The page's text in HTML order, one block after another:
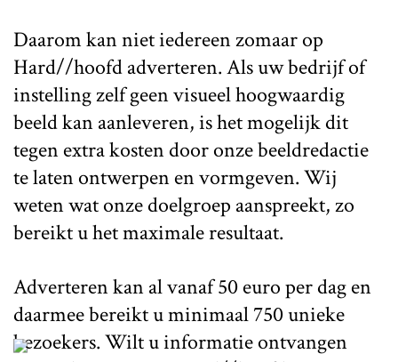
Daarom kan niet iedereen zomaar op
Hard//hoofd adverteren. Als uw bedrijf of
instelling zelf geen visueel hoogwaardig
beeld kan aanleveren, is het mogelijk dit
tegen extra kosten door onze beeldredactie
te laten ontwerpen en vormgeven. Wij
weten wat onze doelgroep aanspreekt, zo
bereikt u het maximale resultaat.
Adverteren kan al vanaf 50 euro per dag en
daarmee bereikt u minimaal 750 unieke
bezoekers. Wilt u informatie ontvangen